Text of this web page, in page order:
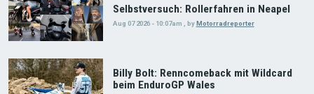
Selbstversuch: Rollerfahren in Neapel
Aug 07 2026 - 10:07am byMotorradreporter
Billy Bolt: Renncomeback mit Wildcard
beim EnduroGP Wales